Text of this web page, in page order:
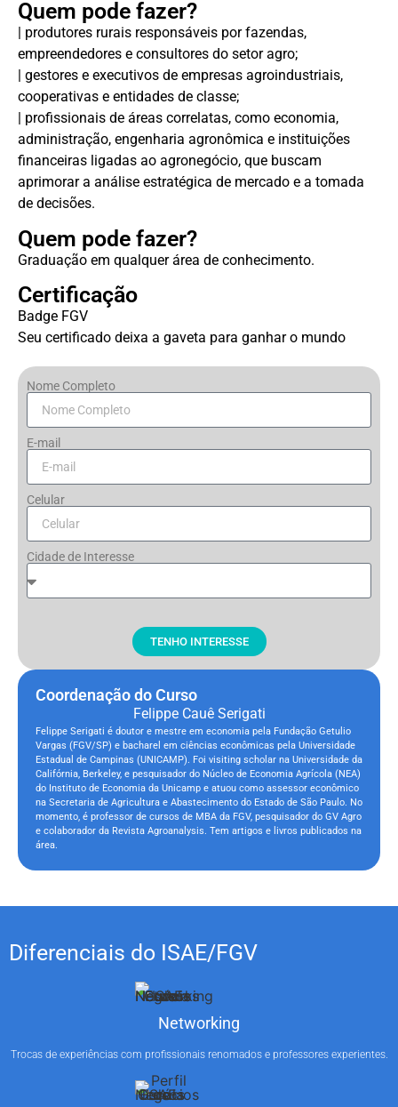
Quem pode fazer?
| produtores rurais responsáveis por fazendas,
empreendedores e consultores do setor agro;
| gestores e executivos de empresas agroindustriais,
cooperativas e entidades de classe;
| profissionais de áreas correlatas, como economia,
administração, engenharia agronômica e instituições
financeiras ligadas ao agronegócio, que buscam
aprimorar a análise estratégica de mercado e a tomada
de decisões.
Quem pode fazer?
Graduação em qualquer área de conhecimento.
Certificação
Badge FGV
Seu certificado deixa a gaveta para ganhar o mundo
Nome Completo
E-mail
Celular
Cidade de Interesse
TENHO INTERESSE
Coordenação do Curso
Felippe Cauê Serigati
Felippe Serigati é doutor e mestre em economia pela Fundação Getulio
Vargas (FGV/SP) e bacharel em ciências econômicas pela Universidade
Estadual de Campinas (UNICAMP). Foi visiting scholar na Universidade da
Califórnia, Berkeley, e pesquisador do Núcleo de Economia Agrícola (NEA)
do Instituto de Economia da Unicamp e atuou como assessor econômico
na Secretaria de Agricultura e Abastecimento do Estado de São Paulo. No
momento, é professor de cursos de MBA da FGV, pesquisador do GV Agro
e colaborador da Revista Agroanalysis. Tem artigos e livros publicados na
área.
Diferenciais do ISAE/FGV
Networking
Trocas de experiências com profissionais renomados e professores experientes.